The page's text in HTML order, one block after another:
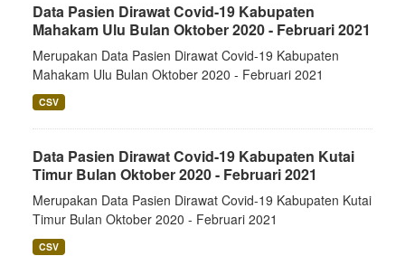
Data Pasien Dirawat Covid-19 Kabupaten
Mahakam Ulu Bulan Oktober 2020 - Februari 2021
Merupakan Data Pasien Dirawat Covid-19 Kabupaten
Mahakam Ulu Bulan Oktober 2020 - Februari 2021
CSV
Data Pasien Dirawat Covid-19 Kabupaten Kutai
Timur Bulan Oktober 2020 - Februari 2021
Merupakan Data Pasien Dirawat Covid-19 Kabupaten Kutai
Timur Bulan Oktober 2020 - Februari 2021
CSV